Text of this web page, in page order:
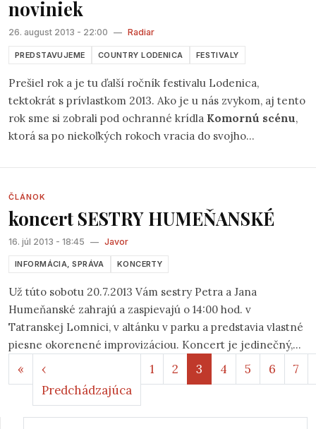
zaujímavých mien a zmien, ktoré iste potešia oko, ucho a
aj ďalšie zmysly návštevníkov veľkokapacitného stanu.
noviniek
26. august 2013 - 22:00 — Radiar
PREDSTAVUJEME COUNTRY LODENICA FESTIVALY
Prešiel rok a je tu ďalší ročník festivalu Lodenica,
tektokrát s prívlastkom 2013. Ako je u nás zvykom, aj tento
rok sme si zobrali pod ochranné krídla Komornú scénu,
ktorá sa po niekoľkých rokoch vracia do svojho
ČLÁNOK
koncert SESTRY HUMEŇANSKÉ
16. júl 2013 - 18:45 — Javor
INFORMÁCIA, SPRÁVA KONCERTY
Už túto sobotu 20.7.2013 Vám sestry Petra a Jana
Humeňanské zahrajú a zaspievajú o 14:00 hod. v
Tatranskej Lomnici, v altánku v parku a predstavia vlastné
piesne okorenené improvizáciou. Koncert je jedinečný,
nakoľko sestry spolu odohrali doteraz iba zopár koncertov
klávesov či perkusií zaznie napríklad aj fujara či dokonca
gajdica.
Stránkovanie
« Prvá strana
‹
Predchádzajúca Predchádzajúca strana
1 2 3 4 5 6 7